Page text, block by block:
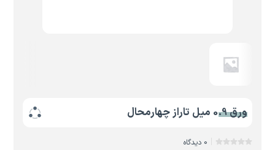
ورق 0.9 میل تاراز چهارمحال
0 دیدگاه